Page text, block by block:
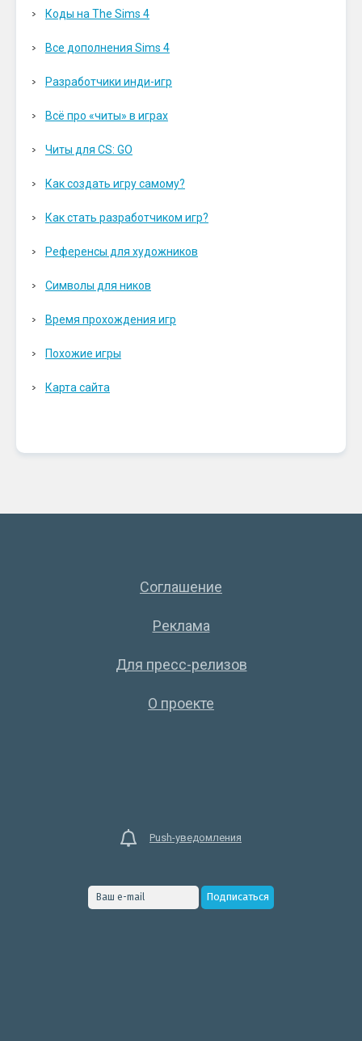
Коды на The Sims 4
Все дополнения Sims 4
Разработчики инди-игр
Всё про «читы» в играх
Читы для CS: GO
Как создать игру самому?
Как стать разработчиком игр?
Референсы для художников
Символы для ников
Время прохождения игр
Похожие игры
Карта сайта
Соглашение
Реклама
Для пресс-релизов
О проекте
Push-уведомления